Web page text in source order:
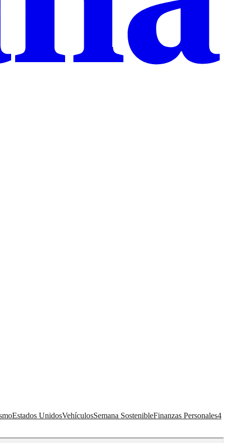
Estados UnidosVehículosSemana SostenibleFinanzas Personales4